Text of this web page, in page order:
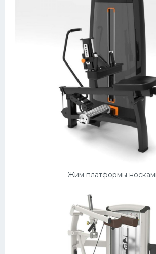
Жим платформы